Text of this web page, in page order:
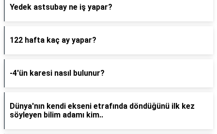
Yedek astsubay ne iş yapar?
122 hafta kaç ay yapar?
-4'ün karesi nasıl bulunur?
Dünya'nın kendi ekseni etrafında döndüğünü ilk kez
söyleyen bilim adamı kim..